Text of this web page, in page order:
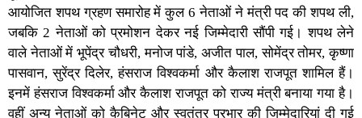
आयोजित शपथ ग्रहण समारोह में कुल 6 नेताओं ने मंत्री पद की शपथ ली,
जबकि 2 नेताओं को प्रमोशन देकर नई जिम्मेदारी सौंपी गई। शपथ लेने
वाले नेताओं में भूपेंद्र चौधरी, मनोज पांडे, अजीत पाल, सोमेंद्र तोमर, कृष्णा
पासवान, सुरेंद्र दिलेर, हंसराज विश्वकर्मा और कैलाश राजपूत शामिल हैं।
इनमें हंसराज विश्वकर्मा और कैलाश राजपूत को राज्य मंत्री बनाया गया है।
वहीं अन्य नेताओं को कैबिनेट और स्वतंत्र प्रभार की जिम्मेदारियां दी गई